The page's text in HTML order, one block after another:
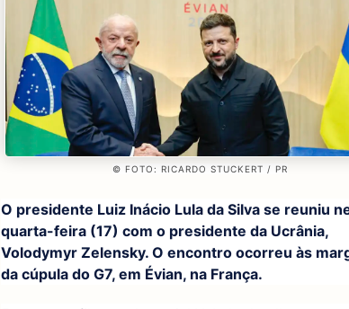
© FOTO: RICARDO STUCKERT / PR
O presidente Luiz Inácio Lula da Silva se reuniu
quarta-feira (17) com o presidente da Ucrânia,
Volodymyr Zelensky. O encontro ocorreu às
da cúpula do G7, em Évian, na França.